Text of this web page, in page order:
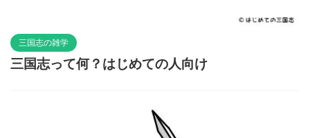
三国志の雑学
三国志って何？はじめての人向け